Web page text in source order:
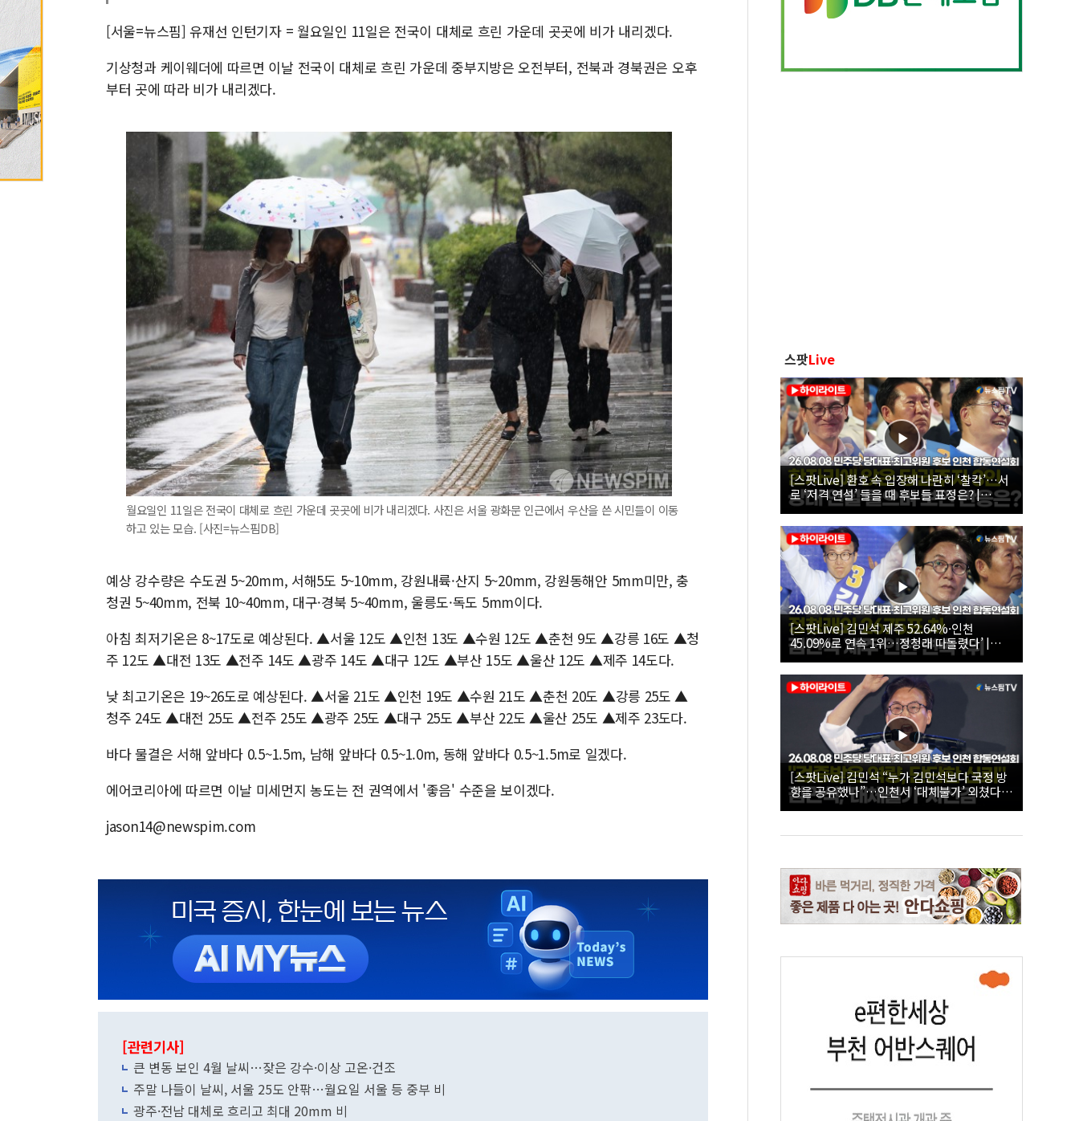
[서울=뉴스핌] 유재선 인턴기자 = 월요일인 11일은 전국이 대체로 흐린 가운데 곳곳에 비가 내리겠다.
기상청과 케이웨더에 따르면 이날 전국이 대체로 흐린 가운데 중부지방은 오전부터, 전북과 경북권은 오후
부터 곳에 따라 비가 내리겠다.
월요일인 11일은 전국이 대체로 흐린 가운데 곳곳에 비가 내리겠다. 사진은 서울 광화문 인근에서 우산을 쓴 시민들이 이동
하고 있는 모습. [사진=뉴스핌DB]
예상 강수량은 수도권 5~20mm, 서해5도 5~10mm, 강원내륙·산지 5~20mm, 강원동해안 5mm미만, 충
청권 5~40mm, 전북 10~40mm, 대구·경북 5~40mm, 울릉도·독도 5mm이다.
아침 최저기온은 8~17도로 예상된다. ▲서울 12도 ▲인천 13도 ▲수원 12도 ▲춘천 9도 ▲강릉 16도 ▲청
주 12도 ▲대전 13도 ▲전주 14도 ▲광주 14도 ▲대구 12도 ▲부산 15도 ▲울산 12도 ▲제주 14도다.
낮 최고기온은 19~26도로 예상된다. ▲서울 21도 ▲인천 19도 ▲수원 21도 ▲춘천 20도 ▲강릉 25도 ▲
청주 24도 ▲대전 25도 ▲전주 25도 ▲광주 25도 ▲대구 25도 ▲부산 22도 ▲울산 25도 ▲제주 23도다.
바다 물결은 서해 앞바다 0.5~1.5m, 남해 앞바다 0.5~1.0m, 동해 앞바다 0.5~1.5m로 일겠다.
에어코리아에 따르면 이날 미세먼지 농도는 전 권역에서 '좋음' 수준을 보이겠다.
jason14@newspim.com
[관련기사]
큰 변동 보인 4월 날씨…잦은 강수·이상 고온·건조
주말 나들이 날씨, 서울 25도 안팎…월요일 서울 등 중부 비
광주·전남 대체로 흐리고 최대 20mm 비
스팟Live
[스팟Live] 환호 속 입장해 나란히 ‘찰칵’…서
로 ‘저격 연설’ 들을 때 후보들 표정은? |
26.08.08 더불어민주당 당대표·최고위원 후
보 인천 합동연설회
[스팟Live] 김민석 제주 52.64%·인천
45.09%로 연속 1위…정청래 따돌렸다’ |
26.08.08 더불어민주당 당대표·최고위원 후
보 인천 합동연설회
[스팟Live] 김민석 “누가 김민석보다 국정 방
향을 공유했나”…인천서 ‘대체불가’ 외쳤다 |
26.08.08 더불어민주당 당대표·최고위원 후